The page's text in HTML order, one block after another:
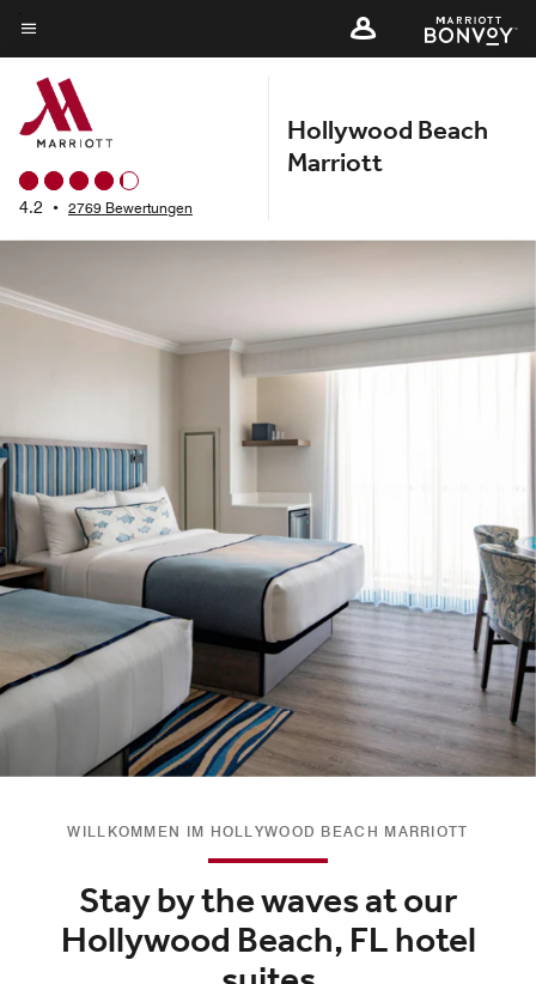
Skip
to
main
content
Menütext
4.2 • 2769 Bewertungen
Hollywood Beach
Marriott
WILLKOMMEN IM HOLLYWOOD BEACH MARRIOTT
Stay by the waves at our
Hollywood Beach, FL hotel